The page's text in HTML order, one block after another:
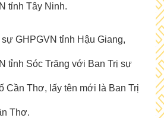
tỉnh Tây Ninh.
GHPGVN tỉnh Hậu Giang,
tỉnh Sóc Trăng với Ban Trị sự
Cần Thơ, lấy tên mới là Ban Trị
Thơ.